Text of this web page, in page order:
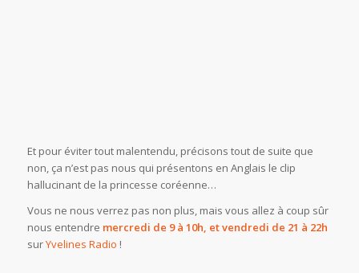
Et pour éviter tout malentendu, précisons tout de suite que
non, ça n’est pas nous qui présentons en Anglais le clip
hallucinant de la princesse coréenne…
Vous ne nous verrez pas non plus, mais vous allez à coup sûr
nous entendre mercredi de 9 à 10h, et vendredi de 21 à 22h
surYvelines Radio !